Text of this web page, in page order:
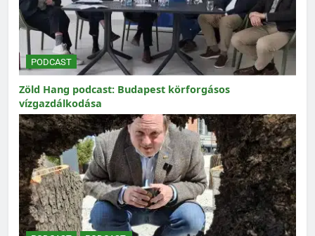
PODCAST
Zöld Hang podcast: Budapest körforgásos
vízgazdálkodása